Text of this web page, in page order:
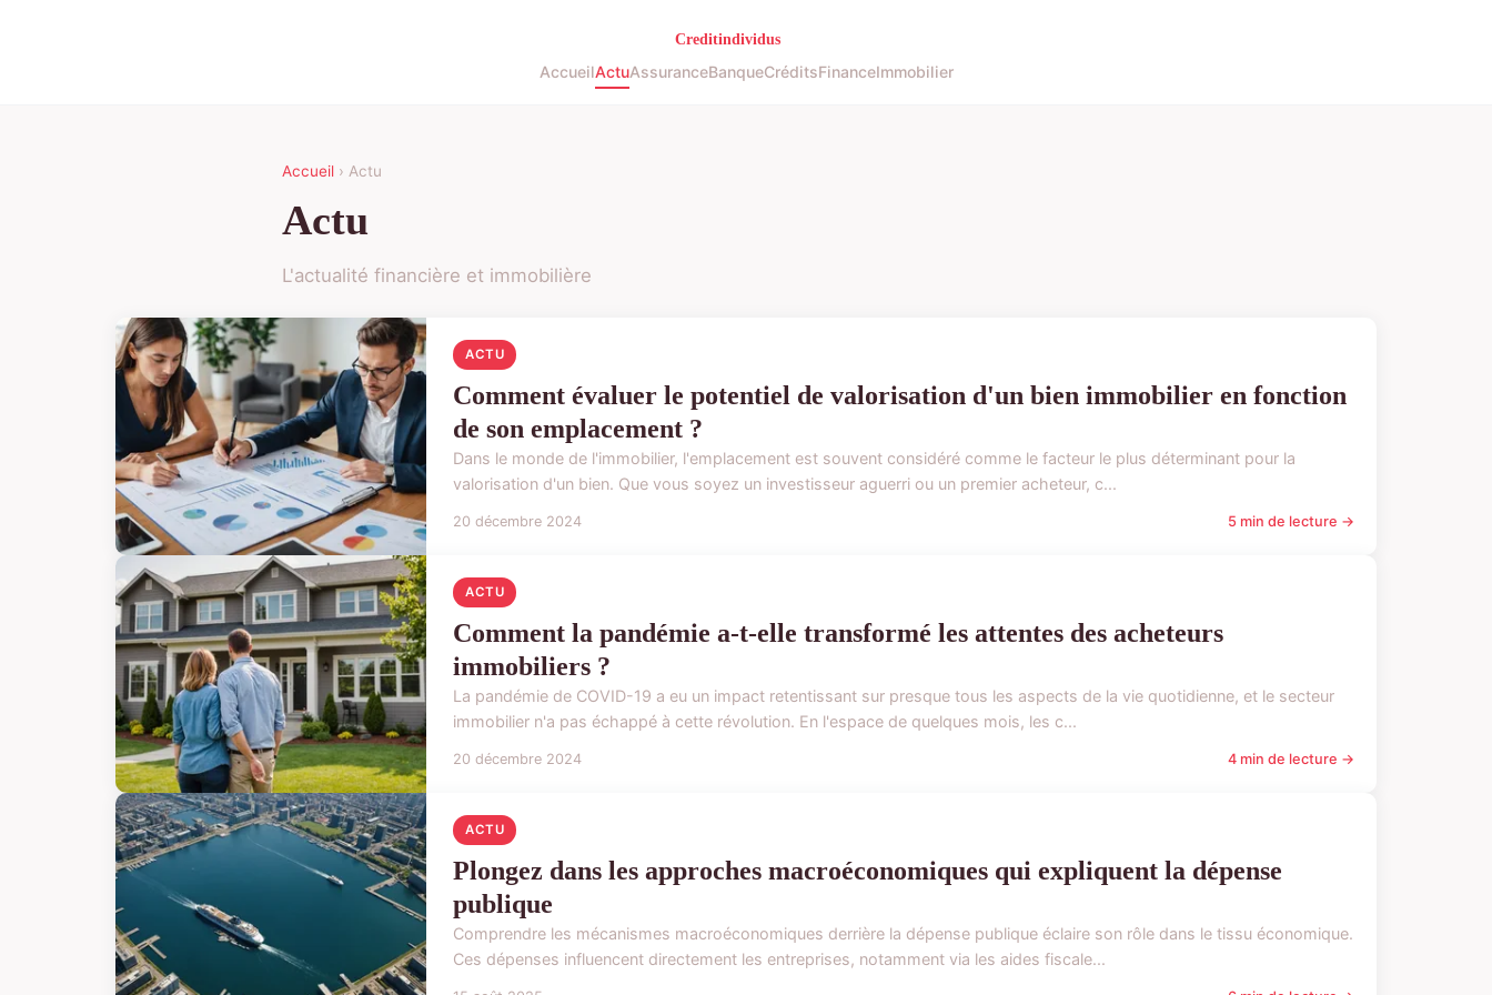
AccueilActuAssuranceBanqueCréditsFinanceImmobilier
Accueil › Actu
Actu
L'actualité financière et immobilière
ACTU
Comment évaluer le potentiel de valorisation d'un bien immobilier en fonction
de son emplacement ?
Dans le monde de l'immobilier, l'emplacement est souvent considéré comme le facteur le plus déterminant pour la
valorisation d'un bien. Que vous soyez un investisseur aguerri ou un premier acheteur, c...
20 décembre 2024 5 min de lecture →
ACTU
Comment la pandémie a-t-elle transformé les attentes des acheteurs
immobiliers ?
La pandémie de COVID-19 a eu un impact retentissant sur presque tous les aspects de la vie quotidienne, et le secteur
immobilier n'a pas échappé à cette révolution. En l'espace de quelques mois, les c...
20 décembre 2024 4 min de lecture →
ACTU
Plongez dans les approches macroéconomiques qui expliquent la dépense
publique
Comprendre les mécanismes macroéconomiques derrière la dépense publique éclaire son rôle dans le tissu économique.
Ces dépenses influencent directement les entreprises, notamment via les aides fiscale...